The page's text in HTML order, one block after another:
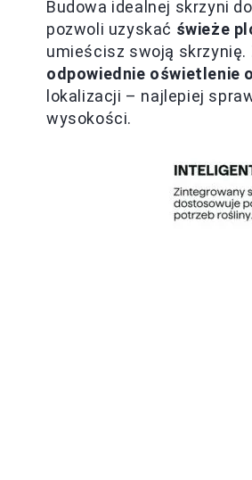
Budowa idealnej skrzyni
pozwoli uzyskać świeże
umieścisz swoją skrzynię.
odpowiednie oświetlenie
lokalizacji – najlepiej
wysokości.